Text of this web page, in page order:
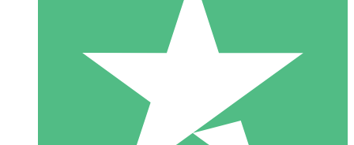
Paquetes de Créditos Individuales
Paga según el uso con créditos de descarga. Sin compromiso
10 00